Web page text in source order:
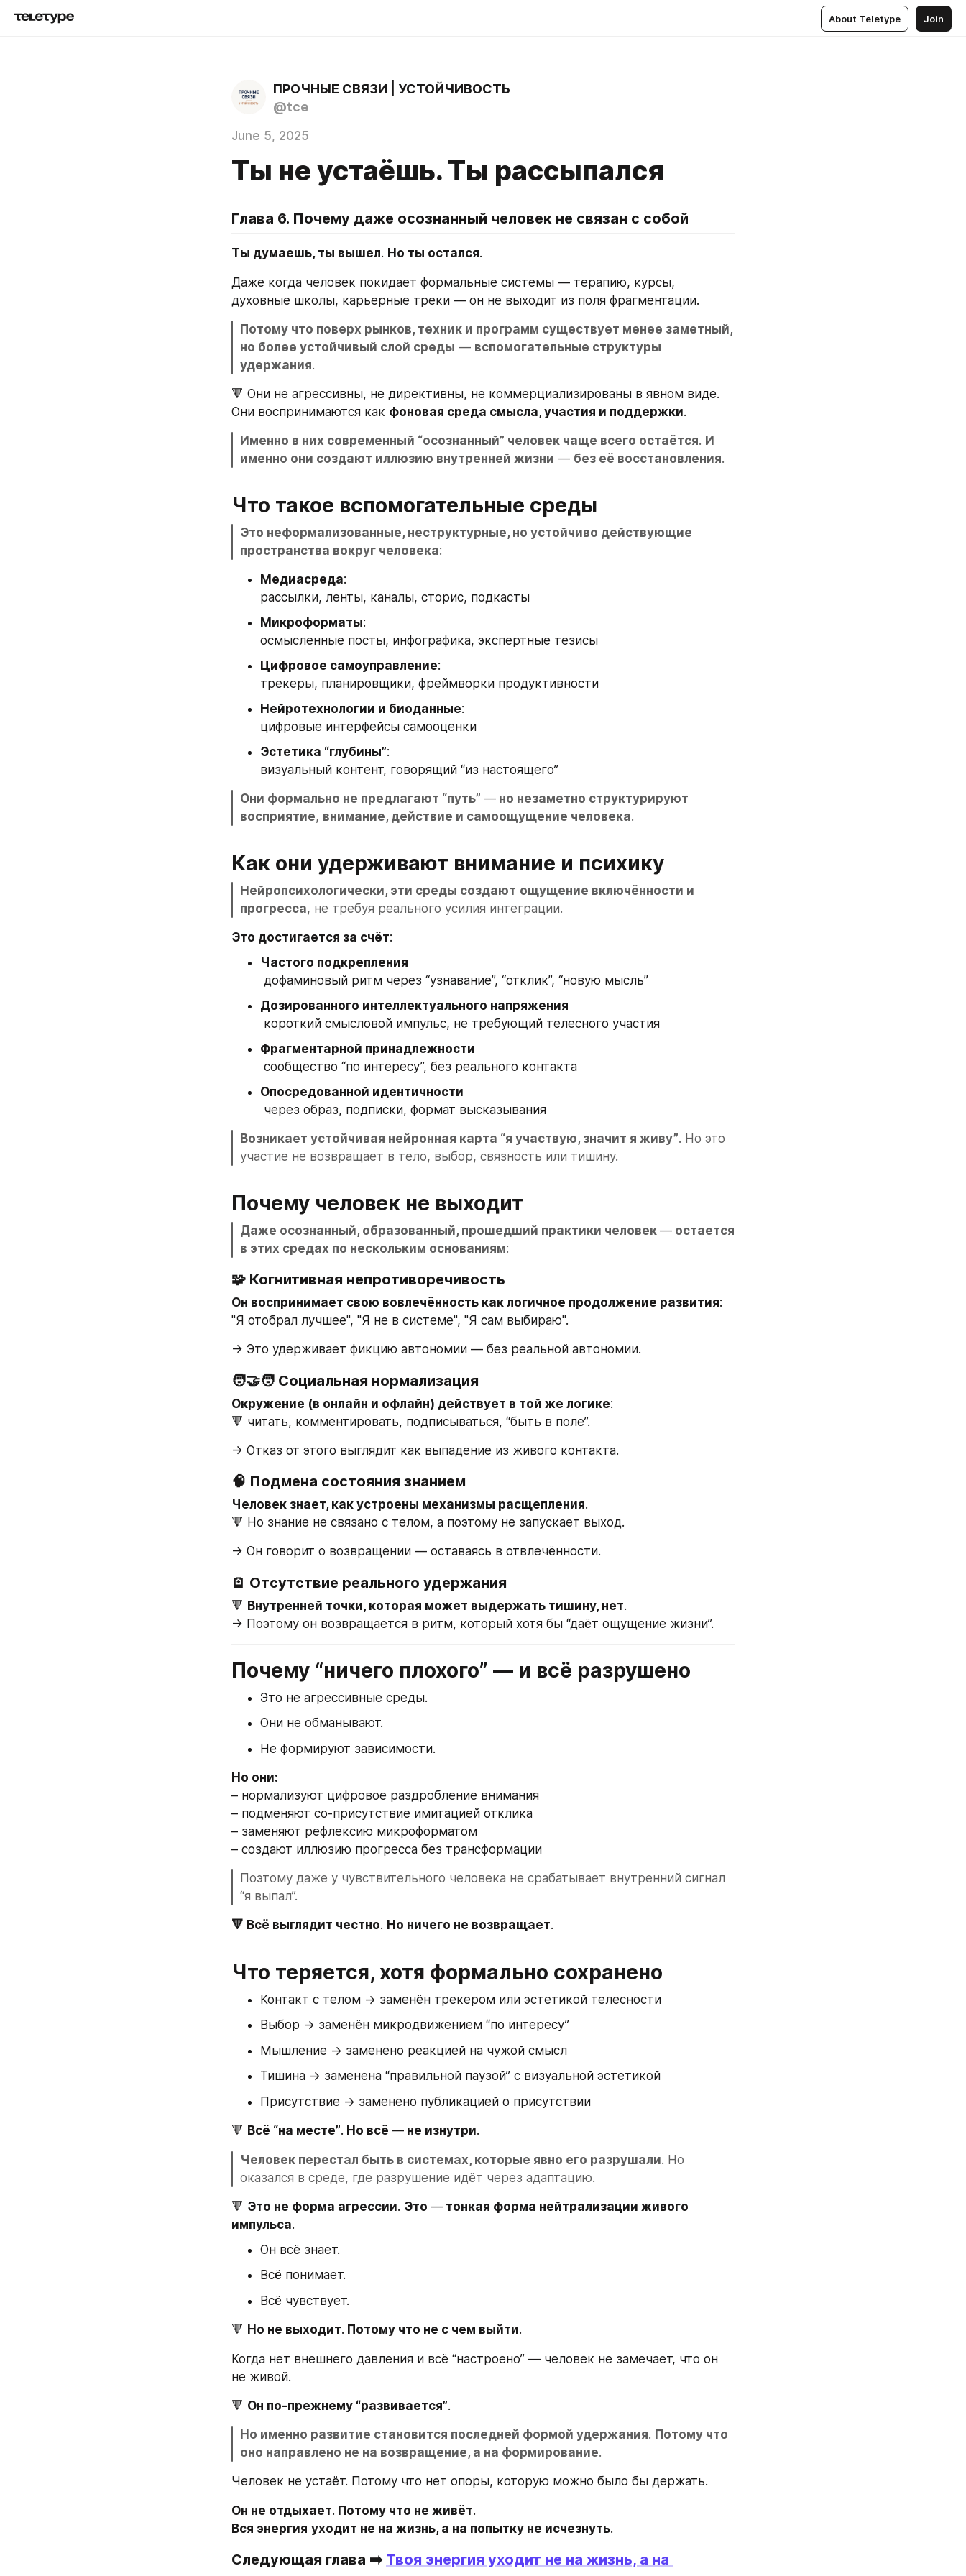
About Teletype Join
ПРОЧНЫЕ СВЯЗИ | УСТОЙЧИВОСТЬ
@tce
June 5, 2025
Ты не устаёшь. Ты рассыпался
Глава 6. Почему даже осознанный человек не связан с собой
Ты думаешь, ты вышел. Но ты остался.
Даже когда человек покидает формальные системы — терапию, курсы,
духовные школы, карьерные треки — он не выходит из поля фрагментации.
Потому что поверх рынков, техник и программ существует менее заметный,
но более устойчивый слой среды — вспомогательные структуры
удержания.
🔻 Они не агрессивны, не директивны, не коммерциализированы в явном виде.
Они воспринимаются как фоновая среда смысла, участия и поддержки.
Именно в них современный “осознанный” человек чаще всего остаётся. И
именно они создают иллюзию внутренней жизни — без её восстановления.
Что такое вспомогательные среды
Это неформализованные, неструктурные, но устойчиво действующие
пространства вокруг человека:
Медиасреда:
рассылки, ленты, каналы, сторис, подкасты
Микроформаты:
осмысленные посты, инфографика, экспертные тезисы
Цифровое самоуправление:
трекеры, планировщики, фреймворки продуктивности
Нейротехнологии и биоданные:
цифровые интерфейсы самооценки
Эстетика “глубины”:
визуальный контент, говорящий “из настоящего”
Они формально не предлагают “путь” — но незаметно структурируют
восприятие, внимание, действие и самоощущение человека.
Как они удерживают внимание и психику
Нейропсихологически, эти среды создают ощущение включённости и
прогресса, не требуя реального усилия интеграции.
Это достигается за счёт:
Частого подкрепления
дофаминовый ритм через “узнавание”, “отклик”, “новую мысль”
Дозированного интеллектуального напряжения
короткий смысловой импульс, не требующий телесного участия
Фрагментарной принадлежности
сообщество “по интересу”, без реального контакта
Опосредованной идентичности
через образ, подписки, формат высказывания
Возникает устойчивая нейронная карта “я участвую, значит я живу”. Но это
участие не возвращает в тело, выбор, связность или тишину.
Почему человек не выходит
Даже осознанный, образованный, прошедший практики человек — остается
в этих средах по нескольким основаниям:
🧩 Когнитивная непротиворечивость
Он воспринимает свою вовлечённость как логичное продолжение развития:
"Я отобрал лучшее", "Я не в системе", "Я сам выбираю".
→ Это удерживает фикцию автономии — без реальной автономии.
🧑‍🤝‍🧑 Социальная нормализация
Окружение (в онлайн и офлайн) действует в той же логике:
🔻 читать, комментировать, подписываться, “быть в поле”.
→ Отказ от этого выглядит как выпадение из живого контакта.
🧠 Подмена состояния знанием
Человек знает, как устроены механизмы расщепления.
🔻 Но знание не связано с телом, а поэтому не запускает выход.
→ Он говорит о возвращении — оставаясь в отвлечённости.
🪫 Отсутствие реального удержания
🔻 Внутренней точки, которая может выдержать тишину, нет.
→ Поэтому он возвращается в ритм, который хотя бы “даёт ощущение жизни”.
Почему “ничего плохого” — и всё разрушено
Это не агрессивные среды.
Они не обманывают.
Не формируют зависимости.
Но они:
– нормализуют цифровое раздробление внимания
– подменяют со-присутствие имитацией отклика
– заменяют рефлексию микроформатом
– создают иллюзию прогресса без трансформации
Поэтому даже у чувствительного человека не срабатывает внутренний сигнал
“я выпал”.
🔻 Всё выглядит честно. Но ничего не возвращает.
Что теряется, хотя формально сохранено
Контакт с телом → заменён трекером или эстетикой телесности
Выбор → заменён микродвижением “по интересу”
Мышление → заменено реакцией на чужой смысл
Тишина → заменена “правильной паузой” с визуальной эстетикой
Присутствие → заменено публикацией о присутствии
🔻 Всё “на месте”. Но всё — не изнутри.
Человек перестал быть в системах, которые явно его разрушали. Но
оказался в среде, где разрушение идёт через адаптацию.
🔻 Это не форма агрессии. Это — тонкая форма нейтрализации живого
импульса.
Он всё знает.
Всё понимает.
Всё чувствует.
🔻 Но не выходит. Потому что не с чем выйти.
Когда нет внешнего давления и всё “настроено” — человек не замечает, что он
не живой.
🔻 Он по-прежнему “развивается”.
Но именно развитие становится последней формой удержания. Потому что
оно направлено не на возвращение, а на формирование.
Человек не устаёт. Потому что нет опоры, которую можно было бы держать.
Он не отдыхает. Потому что не живёт.
Вся энергия уходит не на жизнь, а на попытку не исчезнуть.
Следующая глава ➡️ Твоя энергия уходит не на жизнь, а на